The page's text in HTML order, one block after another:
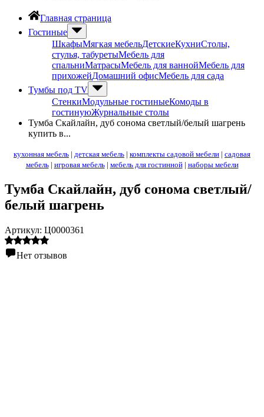
Главная страница
Гостиные
ШкафыМягкая мебельДетскиеКухниСтолы,
стулья, табуретыМебель для
спальниМатрасыМебель для ваннойМебель для
прихожейДомашний офисМебель для сада
Тумбы под ТV
СтенкиМодульные гостиныеКомоды в
гостинуюЖурнальные столы
Тумба Скайлайн, дуб сонома светлый/белый шагрень
купить в...
кухонная мебель | детская мебель | комплекты садовой мебели | садовая
мебель| игровая мебель| мебель для гостинной| наборы мебели
Тумба Скайлайн, дуб сонома светлый/
белый шагрень
Артикул: Ц0000361
Нет отзывов